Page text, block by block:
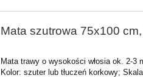
Mata szutrowa 75x100
Mata trawy o wysokości włosia ok. 2-3
Kolor: szuter lub tłuczeń korkowy;